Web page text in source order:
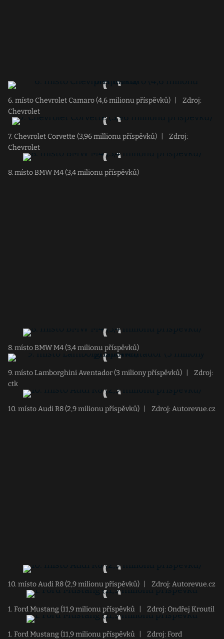
6. místo Chevrolet Camaro (4,6 milionu příspěvků)
Zdroj:
Chevrolet
7. Chevrolet Corvette (3,96 millionu příspěvků)
Zdroj:
Chevrolet
8. místo BMW M4 (3,4 milionu příspěvků)
8. místo BMW M4 (3,4 milionu příspěvků)
9. místo Lamborghini Aventador (3 miliony příspěvků)
Zdroj:
ctk
10. místo Audi R8 (2,9 milionu příspěvků) Zdroj: Autorevue.cz
10. místo Audi R8 (2,9 milionu příspěvků) Zdroj: Autorevue.cz
1. Ford Mustang (11,9 milionu příspěvků Zdroj: Ondřej Kroutil
1. Ford Mustang (11,9 milionu příspěvků Zdroj: Ford